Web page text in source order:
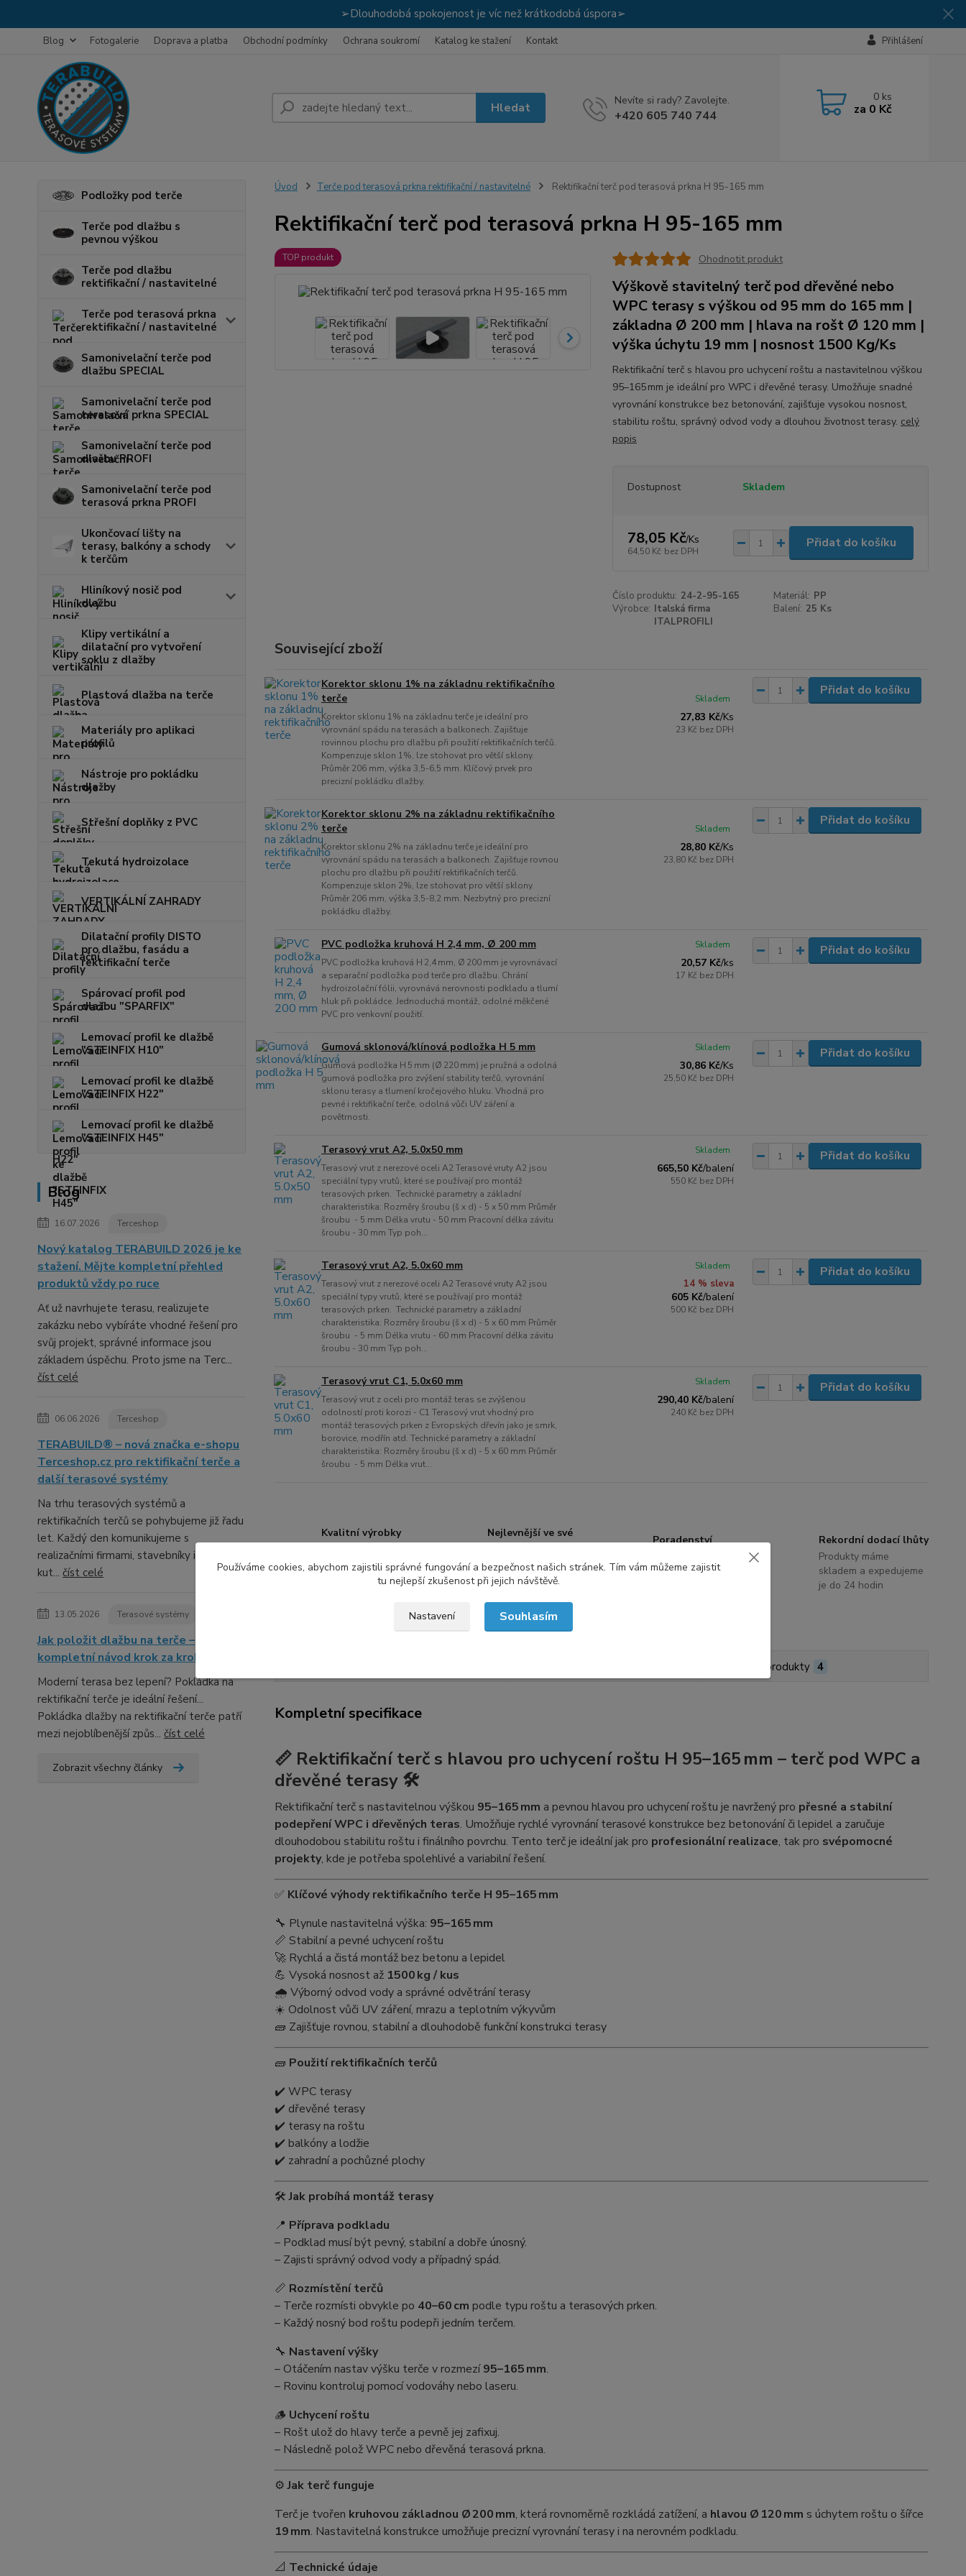
➢Dlouhodobá spokojenost je víc než krátkodobá úspora➢
Blog Fotogalerie Doprava a platba Obchodní podmínky Ochrana soukromí Katalog ke stažení Kontakt Přihlášení
Hledat Nevíte si rady? Zavolejte.
+420 605 740 744
0 ks
za 0 Kč
Podložky pod terče
Terče pod dlažbu s
pevnou výškou
Terče pod dlažbu
rektifikační / nastavitelné
Terče pod terasová prkna
rektifikační / nastavitelné
Samonivelační terče pod
dlažbu SPECIAL
Samonivelační terče pod
terasová prkna SPECIAL
Samonivelační terče pod
dlažbu PROFI
Samonivelační terče pod
terasová prkna PROFI
Ukončovací lišty na
terasy, balkóny a schody
k terčům
Hliníkový nosič pod
dlažbu
Klipy vertikální a
dilatační pro vytvoření
soklu z dlažby
Plastová dlažba na terče
Materiály pro aplikaci
profilů
Nástroje pro pokládku
dlažby
Střešní doplňky z PVC
Tekutá hydroizolace
VERTIKÁLNÍ ZAHRADY
Dilatační profily DISTO
pro dlažbu, fasádu a
rektifikační terče
Spárovací profil pod
dlažbu "SPARFIX"
Lemovací profil ke dlažbě
"STEINFIX H10"
Lemovací profil ke dlažbě
"STEINFIX H22"
Lemovací profil ke dlažbě
"STEINFIX H45"
Blog
16.07.2026 Terceshop
Nový katalog TERABUILD 2026 je ke
stažení. Mějte kompletní přehled
produktů vždy po ruce
Ať už navrhujete terasu, realizujete
zakázku nebo vybíráte vhodné řešení pro
svůj projekt, správné informace jsou
základem úspěchu. Proto jsme na Terc...
číst celé
06.06.2026 Terceshop
TERABUILD® – nová značka e-shopu
Terceshop.cz pro rektifikační terče a
další terasové systémy
Na trhu terasových systémů a
rektifikačních terčů se pohybujeme již řadu
let. Každý den komunikujeme s
realizačními firmami, stavebníky i domácími
kut... číst celé
13.05.2026 Terasové systémy
Jak položit dlažbu na terče –
kompletní návod krok za krokem
Moderní terasa bez lepení? Pokládka na
rektifikační terče je ideální řešení...
Pokládka dlažby na rektifikační terče patří
mezi nejoblíbenější způs... číst celé
Zobrazit všechny články
Úvod Terče pod terasová prkna rektifikační / nastavitelné Rektifikační terč pod terasová prkna H 95-165 mm
Rektifikační terč pod terasová prkna H 95-165 mm
TOP produkt Ohodnotit produkt
Výškově stavitelný terč pod dřevěné nebo
WPC terasy s výškou od 95 mm do 165 mm |
základna Ø 200 mm | hlava na rošt Ø 120 mm |
výška úchytu 19 mm | nosnost 1500 Kg/Ks
Rektifikační terč s hlavou pro uchycení roštu a nastavitelnou výškou
95–165 mm je ideální pro WPC i dřevěné terasy. Umožňuje snadné
vyrovnání konstrukce bez betonování, zajišťuje vysokou nosnost,
stabilitu roštu, správný odvod vody a dlouhou životnost terasy. celý
popis
Dostupnost Skladem
78,05 Kč/Ks
64,50 Kč bez DPH
Přidat do košíku
Číslo produktu: 24-2-95-165 Materiál: PP
Výrobce: Italská firma
ITALPROFILI
Balení: 25 Ks
Související zboží
Korektor sklonu 1% na základnu rektifikačního
terče
Korektor sklonu 1% na základnu terče je ideální pro
vyrovnání spádu na terasách a balkonech. Zajišťuje
rovinnou plochu pro dlažbu při použití rektifikačních terčů.
Kompenzuje sklon 1%, lze stohovat pro větší sklony.
Průměr 206 mm, výška 3,5-6,5 mm. Klíčový prvek pro
precizní pokládku dlažby.
27,83 Kč/Ks
23 Kč bez DPH
Skladem
Přidat do košíku
Korektor sklonu 2% na základnu rektifikačního
terče
Korektor sklonu 2% na základnu terče je ideální pro
vyrovnání spádu na terasách a balkonech. Zajišťuje rovnou
plochu pro dlažbu při použití rektifikačních terčů.
Kompenzuje sklon 2%, lze stohovat pro větší sklony.
Průměr 206 mm, výška 3,5-8,2 mm. Nezbytný pro precizní
pokládku dlažby.
28,80 Kč/Ks
23,80 Kč bez DPH
Skladem
Přidat do košíku
PVC podložka kruhová H 2,4 mm, Ø 200 mm
PVC podložka kruhová H 2,4 mm, Ø 200 mm je vyrovnávací
a separační podložka pod terče pro dlažbu. Chrání
hydroizolační fólii, vyrovnává nerovnosti podkladu a tlumí
hluk při pokládce. Jednoduchá montáž, odolné měkčené
PVC pro venkovní použití.
20,57 Kč/ks
17 Kč bez DPH
Skladem Přidat do košíku
Gumová sklonová/klínová podložka H 5 mm
Gumová podložka H 5 mm (Ø 220 mm) je pružná a odolná
gumová podložka pro zvýšení stability terčů, vyrovnání
sklonu terasy a tlumení kročejového hluku. Vhodná pro
pevné i rektifikační terče, odolná vůči UV záření a
povětrnosti.
30,86 Kč/Ks
25,50 Kč bez DPH
Skladem Přidat do košíku
Terasový vrut A2, 5.0x50 mm
Terasový vrut z nerezové oceli A2 Terasové vruty A2 jsou
speciální typy vrutů, které se používají pro montáž
terasových prken. Technické parametry a základní
charakteristika: Rozměry šroubu (š x d) - 5 x 50 mm Průměr
šroubu - 5 mm Délka vrutu - 50 mm Pracovní délka závitu
šroubu - 30 mm Typ poh...
665,50 Kč/balení
550 Kč bez DPH
Skladem Přidat do košíku
Terasový vrut A2, 5.0x60 mm
Terasový vrut z nerezové oceli A2 Terasové vruty A2 jsou
speciální typy vrutů, které se používají pro montáž
terasových prken. Technické parametry a základní
charakteristika: Rozměry šroubu (š x d) - 5 x 60 mm Průměr
šroubu - 5 mm Délka vrutu - 60 mm Pracovní délka závitu
šroubu - 30 mm Typ poh...
14 % sleva
605 Kč/balení
500 Kč bez DPH
Skladem Přidat do košíku
Terasový vrut C1, 5.0x60 mm
Terasový vrut z oceli pro montáž teras se zvýšenou
odolností proti korozi - C1 Terasový vrut vhodný pro
montáž terasových prken z Evropských dřevín jako je smrk,
borovice, modřín atd. Technické parametry a základní
charakteristika: Rozměry šroubu (š x d) - 5 x 60 mm Průměr
šroubu - 5 mm Délka vrut...
290,40 Kč/balení
240 Kč bez DPH
Skladem Přidat do košíku
Kvalitní výrobky
prověřených
dodavatelů z Itálie,
Nejlevnější ve své
třídě
Skvělá cena produktů
při porovnání stejné
Poradenství
S výběrem terasových
systémů a příslušenství
Rekordní dodací lhůty
Produkty máme
skladem a expedujeme
je do 24 hodin
Podobné produkty 4
Kompletní specifikace
📏 Rektifikační terč s hlavou pro uchycení roštu H 95–165 mm – terč pod WPC a
dřevěné terasy 🛠️
Rektifikační terč s nastavitelnou výškou 95–165 mm a pevnou hlavou pro uchycení roštu je navržený pro přesné a stabilní
podepření WPC i dřevěných teras. Umožňuje rychlé vyrovnání terasové konstrukce bez betonování či lepidel a zaručuje
dlouhodobou stabilitu roštu i finálního povrchu. Tento terč je ideální jak pro profesionální realizace, tak pro svépomocné
projekty, kde je potřeba spolehlivé a variabilní řešení.
✅ Klíčové výhody rektifikačního terče H 95–165 mm
🔧 Plynule nastavitelná výška: 95–165 mm
📏 Stabilní a pevné uchycení roštu
🚀 Rychlá a čistá montáž bez betonu a lepidel
💪 Vysoká nosnost až 1500 kg / kus
🌧️ Výborný odvod vody a správné odvětrání terasy
☀️ Odolnost vůči UV záření, mrazu a teplotním výkyvům
🧱 Zajišťuje rovnou, stabilní a dlouhodobě funkční konstrukci terasy
🧱 Použití rektifikačních terčů
✔️ WPC terasy
✔️ dřevěné terasy
✔️ terasy na roštu
✔️ balkóny a lodžie
✔️ zahradní a pochůzné plochy
🛠️Jak probíhá montáž terasy
📍 Příprava podkladu
– Podklad musí být pevný, stabilní a dobře únosný.
– Zajisti správný odvod vody a případný spád.
📏 Rozmístění terčů
– Terče rozmísti obvykle po 40–60 cm podle typu roštu a terasových prken.
– Každý nosný bod roštu podepři jedním terčem.
🔧 Nastavení výšky
– Otáčením nastav výšku terče v rozmezí95–165 mm.
– Rovinu kontroluj pomocí vodováhy nebo laseru.
🪵 Uchycení roštu
– Rošt ulož do hlavy terče a pevně jej zafixuj.
– Následně polož WPC nebo dřevěná terasová prkna.
⚙️Jak terč funguje
Terč je tvořen kruhovou základnou Ø 200 mm, která rovnoměrně rozkládá zatížení, a hlavou Ø 120 mm s úchytem roštu o šířce
19 mm. Nastavitelná konstrukce umožňuje precizní vyrovnání terasy i na nerovném podkladu.
📐 Technické údaje
Používáme cookies, abychom zajistili správné fungování a bezpečnost našich stránek. Tím vám můžeme zajistit
tu nejlepší zkušenost při jejich návštěvě.
Nastavení Souhlasím